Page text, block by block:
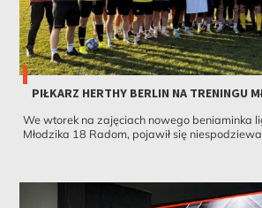
PIŁKARZ HERTHY BERLIN NA TRENINGU
We wtorek na zajęciach nowego beniaminka
Młodzika 18 Radom, pojawił się